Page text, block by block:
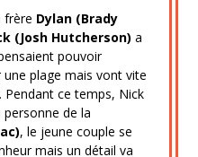
2020
frère Dylan (Brady
(Josh Hutcherson) a
pouvoir
une plage mais vont vite
ce temps, Nick
personne de la
, le jeune couple se
mais un détail va